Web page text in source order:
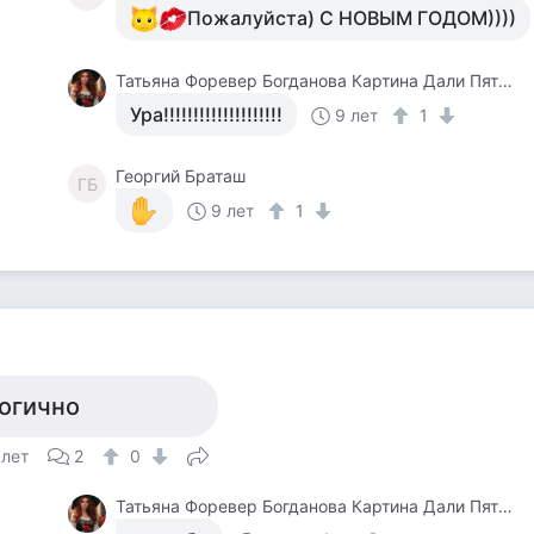
Пожалуйста) С НОВЫМ ГОДОМ))))
Татьяна Форевер Богданова Картина Дали Пять Минут До Пробуждения Или Кормежки Кошек
Ура!!!!!!!!!!!!!!!!!!!! 9 лет 1
ГБ
Георгий Браташ
9 лет
1
2 0
Татьяна Форевер Богданова Картина Дали Пять Минут До Пробуждения Или Кормежки Кошек